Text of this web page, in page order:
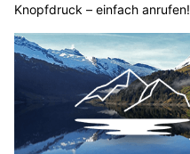
Knopfdruck – einfach anrufen!